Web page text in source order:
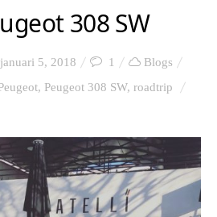
308 SW
5, 2018 1
Blogs
, Peugeot 308 SW, roadtrip